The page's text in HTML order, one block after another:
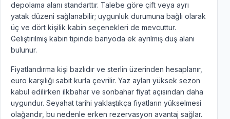
depolama alanı standarttır. Talebe göre çift veya ayrı
yatak düzeni sağlanabilir; uygunluk durumuna bağlı olarak
üç ve dört kişilik kabin seçenekleri de mevcuttur.
Geliştirilmiş kabin tipinde banyoda ek ayrılmış duş alanı
bulunur.
Fiyatlandırma kişi bazlıdır ve sterlin üzerinden hesaplanır,
euro karşılığı sabit kurla çevrilir. Yaz ayları yüksek sezon
kabul edilirken ilkbahar ve sonbahar fiyat açısından daha
uygundur. Seyahat tarihi yaklaştıkça fiyatların yükselmesi
olağandır, bu nedenle erken rezervasyon avantaj sağlar.